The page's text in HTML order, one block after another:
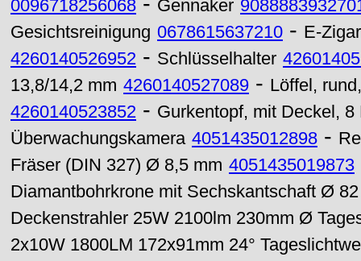
0096718256068 Gennaker
Gesichtsreinigung 0678615637210 - E-
4260140526952 - Schlüsselhalter
13,8/14,2 mm 4260140527089 - Löffel,
4260140523852 - Gurkentopf, mit Deckel, 8
Überwachungskamera 4051435012898 -
Fräser (DIN 327) Ø 8,5 mm 4051435019873
Diamantbohrkrone mit Sechskantschaft Ø
Deckenstrahler 25W 2100lm 230mm Ø
2x10W 1800LM 172x91mm 24°